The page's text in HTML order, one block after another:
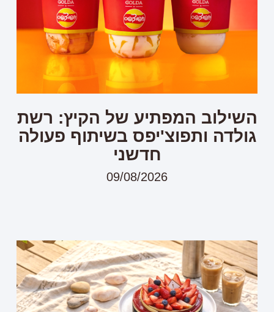
השילוב המפתיע של הקיץ: רשת
גולדה ותפוצ'יפס בשיתוף פעולה
חדשני
09/08/2026